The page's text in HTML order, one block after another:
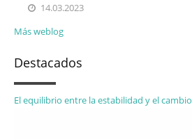
14.03.2023
Más weblog
Destacados
El equilibrio entre la estabilidad y el cambio